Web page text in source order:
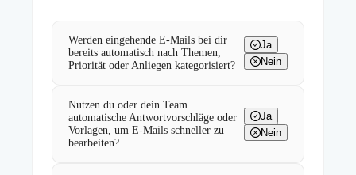
Werden eingehende E-Mails bei dir
bereits automatisch nach Themen,
Priorität oder Anliegen kategorisiert?
Ja
Nein
Nutzen du oder dein Team
automatische Antwortvorschläge oder
Vorlagen, um E-Mails schneller zu
bearbeiten?
Ja
Nein